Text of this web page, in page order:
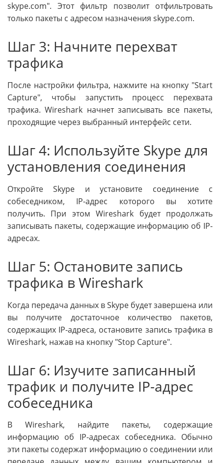
skype.com". Этот фильтр позволит отфильтровать
только пакеты с адресом назначения skype.com.
Шаг 3: Начните перехват
трафика
После настройки фильтра, нажмите на кнопку "Start
Capture", чтобы запустить процесс перехвата
трафика. Wireshark начнет записывать все пакеты,
проходящие через выбранный интерфейс сети.
Шаг 4: Используйте Skype для
установления соединения
Откройте Skype и установите соединение с
собеседником, IP-адрес которого вы хотите
получить. При этом Wireshark будет продолжать
записывать пакеты, содержащие информацию об IP-
адресах.
Шаг 5: Остановите запись
трафика в Wireshark
Когда передача данных в Skype будет завершена или
вы получите достаточное количество пакетов,
содержащих IP-адреса, остановите запись трафика в
Wireshark, нажав на кнопку "Stop Capture".
Шаг 6: Изучите записанный
трафик и получите IP-адрес
собеседника
В Wireshark, найдите пакеты, содержащие
информацию об IP-адресах собеседника. Обычно
эти пакеты содержат информацию о соединении или